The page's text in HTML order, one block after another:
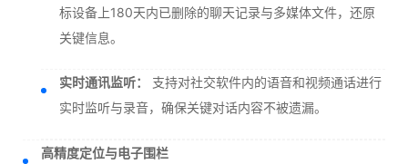
标设备上180天内已删除的聊天记录与多媒体文件，还原
关键信息。
实时通讯监听：
支持对社交软件内的语音和视频通话进行
实时监听与录音，确保关键对话内容不被遗漏。
高精度定位与电子围栏